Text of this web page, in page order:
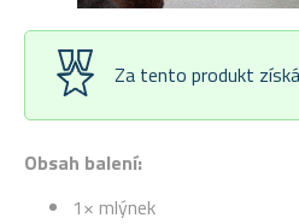
Obsah balení:
1× mlýnek
Za tento produkt